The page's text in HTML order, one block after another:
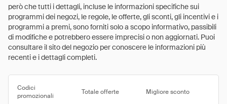
però che tutti i dettagli, incluse le informazioni specifiche sui
programmi dei negozi, le regole, le offerte, gli sconti, gli incentivi e i
programmi a premi, sono forniti solo a scopo informativo, passibili
di modifiche e potrebbero essere imprecisi o non aggiornati. Puoi
consultare il sito del negozio per conoscere le informazioni più
recenti e i dettagli completi.
Codici
promozionali
Totale offerte Migliore sconto